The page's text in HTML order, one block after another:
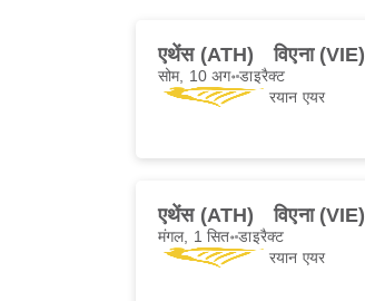
एथेंस (ATH) विएना (VIE)
सोम, 10 अग॰डाइरैक्ट
रयान एयर
एथेंस (ATH) विएना (VIE)
मंगल, 1 सित॰डाइरैक्ट
रयान एयर